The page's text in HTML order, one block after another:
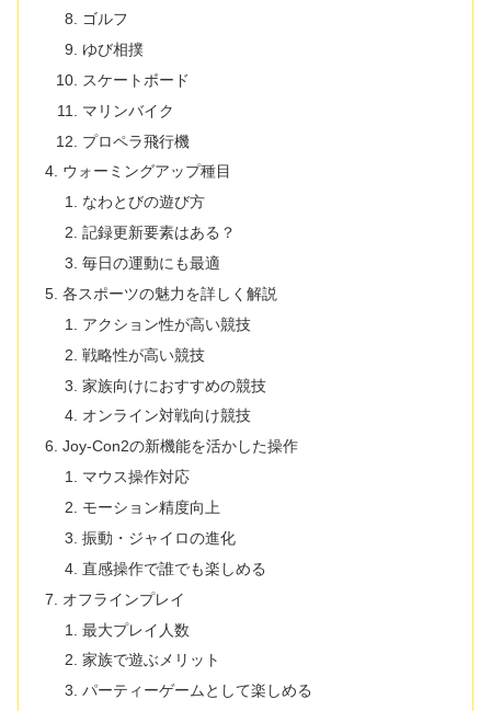
ゴルフ
ゆび相撲
スケートボード
マリンバイク
プロペラ飛行機
ウォーミングアップ種目
なわとびの遊び方
記録更新要素はある？
毎日の運動にも最適
各スポーツの魅力を詳しく解説
アクション性が高い競技
戦略性が高い競技
家族向けにおすすめの競技
オンライン対戦向け競技
Joy-Con2の新機能を活かした操作
マウス操作対応
モーション精度向上
振動・ジャイロの進化
直感操作で誰でも楽しめる
オフラインプレイ
最大プレイ人数
家族で遊ぶメリット
パーティーゲームとして楽しめる